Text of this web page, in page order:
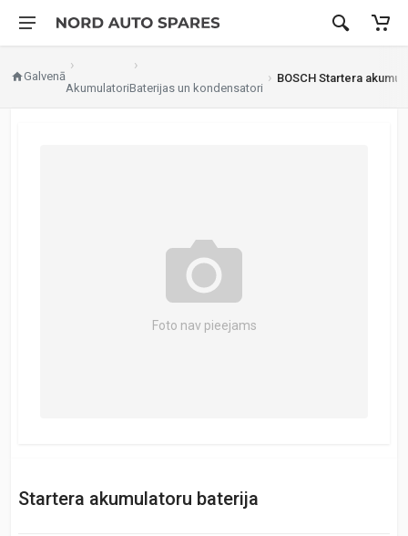
Galvenā
AkumulatoriBaterijas un kondensatori
BOSCH Startera
Foto nav pieejams
Startera akumulatoru baterija